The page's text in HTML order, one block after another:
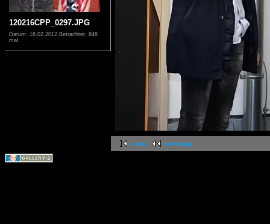
120216CPP_0297.JPG
Datum: 16.02.2012 Betrachtet: 848
mal
erste vorherige